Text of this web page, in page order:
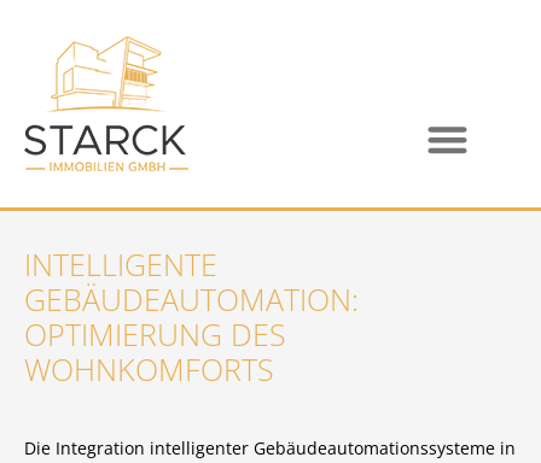
INTELLIGENTE
GEBÄUDEAUTOMATION:
OPTIMIERUNG DES
WOHNKOMFORTS
Die Integration intelligenter Gebäudeautomationssysteme in